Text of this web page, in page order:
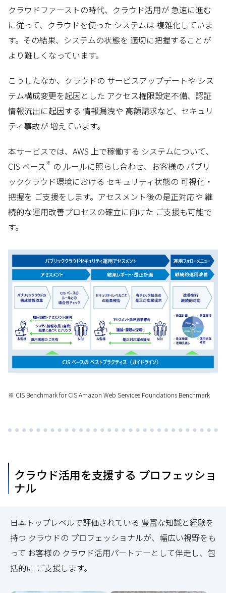
クラウドファーストの時代、クラウド活用が 急速に進む
に従って、クラウドを使った システムは 複雑化していま
す。その結果、システムの状態を 適切に把握することが
より難しくなっています。
こうしたなか、クラウドの サービスアップデートや シス
テム構成変更を起因とした アクセス権限設定不備、認証
情報流出に起因する 情報漏洩や 高額請求など、セキュリ
ティ事故が 増えています。
本サービスでは、AWS 上で稼働する システムについて、
CIS ベース ※ の ルールに照らし合わせ、お客様の パブリ
ッククラウド環境における セキュリティ状態の 可視化・
把握を ご支援をします。アセスメント後の是正対応や 継
続的な運用改善プロセスの確立に向けた ご支援も可能で
す。
※ CIS Benchmark for CIS Amazon Web Services Foundations Benchmark
クラウド活用を支援する プロフェッショ
ナル
日本トップレベルで評価されている 豊富な知識と経験を
持つ クラウドの プロフェッショナルが、幅広い視野をも
って お客様の クラウド活用パートナーとして伴走し、包
括的に ご支援します。